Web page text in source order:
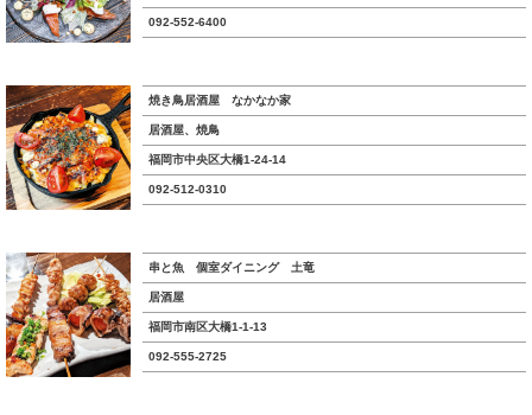
092-552-6400
焼き鳥居酒屋 なかなか家
居酒屋、焼鳥
福岡市中央区大橋1-24-14
092-512-0310
串と魚 個室ダイニング 土竜
居酒屋
福岡市南区大橋1-1-13
092-555-2725